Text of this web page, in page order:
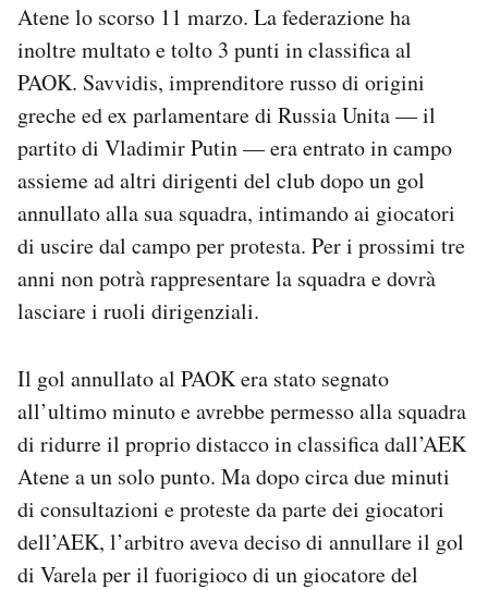
Newsletter
Notifiche mobile
Hai bisogno di aiuto?
Esci
Atene lo scorso 11 marzo. La federazione ha
inoltre multato e tolto 3 punti in classifica al
PAOK. Savvidis, imprenditore russo di origini
greche ed ex parlamentare di Russia Unita — il
partito di Vladimir Putin — era entrato in campo
assieme ad altri dirigenti del club dopo un gol
annullato alla sua squadra, intimando ai giocatori
di uscire dal campo per protesta. Per i prossimi tre
anni non potrà rappresentare la squadra e dovrà
lasciare i ruoli dirigenziali.
Il gol annullato al PAOK era stato segnato
all’ultimo minuto e avrebbe permesso alla squadra
di ridurre il proprio distacco in classifica dall’AEK
Atene a un solo punto. Ma dopo circa due minuti
di consultazioni e proteste da parte dei giocatori
dell’AEK, l’arbitro aveva deciso di annullare il gol
di Varela per il fuorigioco di un giocatore del